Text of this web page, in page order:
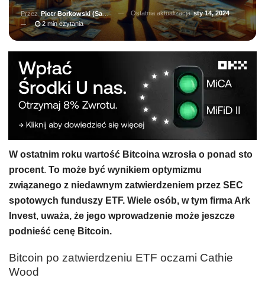
Przez Piotr Borkowski (Salernitano) Ostatnia aktualizacja sty 14, 2024
2 min czytania
W ostatnim roku wartość Bitcoina wzrosła o ponad sto
procent. To może być wynikiem optymizmu
związanego z niedawnym zatwierdzeniem przez SEC
spotowych funduszy ETF. Wiele osób, w tym firma Ark
Invest, uważa, że jego wprowadzenie może jeszcze
podnieść cenę Bitcoin.
Bitcoin po zatwierdzeniu ETF oczami Cathie
Wood